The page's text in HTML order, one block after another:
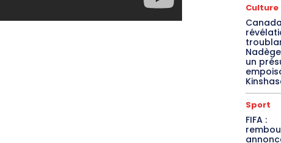
Culture
un
Sport
FIFA :